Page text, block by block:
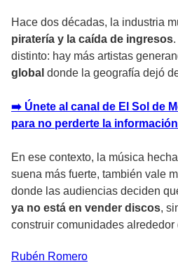
Hace dos décadas, la industria
piratería y la caída de ingresos
distinto: hay más artistas
global donde la geografía dejó
➡️ Únete al canal de El Sol de
para no perderte la
En ese contexto, la música
suena más fuerte, también vale
donde las audiencias deciden
ya no está en vender discos,
construir comunidades alrededor
Rubén Romero